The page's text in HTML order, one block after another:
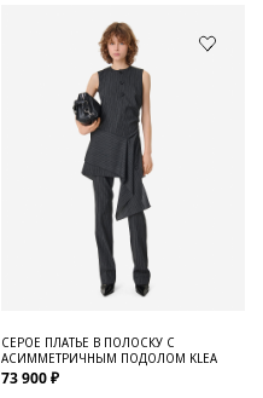
СЕРОЕ ПЛАТЬЕ В ПОЛОСКУ С
АСИММЕТРИЧНЫМ ПОДОЛОМ KLEA
73 900 ₽